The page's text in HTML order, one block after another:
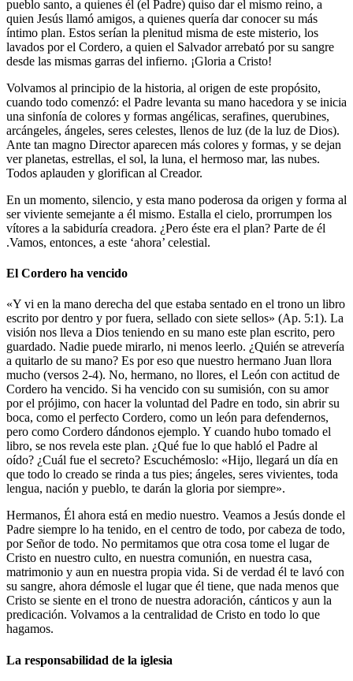
pueblo santo, a quienes él (el Padre) quiso dar el mismo reino, a
quien Jesús llamó amigos, a quienes quería dar conocer su más
íntimo plan. Estos serían la plenitud misma de este misterio, los
lavados por el Cordero, a quien el Salvador arrebató por su sangre
desde las mismas garras del infierno. ¡Gloria a Cristo!
Volvamos al principio de la historia, al origen de este propósito,
cuando todo comenzó: el Padre levanta su mano hacedora y se inicia
una sinfonía de colores y formas angélicas, serafines, querubines,
arcángeles, ángeles, seres celestes, llenos de luz (de la luz de Dios).
Ante tan magno Director aparecen más colores y formas, y se dejan
ver planetas, estrellas, el sol, la luna, el hermoso mar, las nubes.
Todos aplauden y glorifican al Creador.
En un momento, silencio, y esta mano poderosa da origen y forma al
ser viviente semejante a él mismo. Estalla el cielo, prorrumpen los
vítores a la sabiduría creadora. ¿Pero éste era el plan? Parte de él
.Vamos, entonces, a este ‘ahora’ celestial.
El Cordero ha vencido
«Y vi en la mano derecha del que estaba sentado en el trono un libro
escrito por dentro y por fuera, sellado con siete sellos» (Ap. 5:1). La
visión nos lleva a Dios teniendo en su mano este plan escrito, pero
guardado. Nadie puede mirarlo, ni menos leerlo. ¿Quién se atrevería
a quitarlo de su mano? Es por eso que nuestro hermano Juan llora
mucho (versos 2-4). No, hermano, no llores, el León con actitud de
Cordero ha vencido. Si ha vencido con su sumisión, con su amor
por el prójimo, con hacer la voluntad del Padre en todo, sin abrir su
boca, como el perfecto Cordero, como un león para defendernos,
pero como Cordero dándonos ejemplo. Y cuando hubo tomado el
libro, se nos revela este plan. ¿Qué fue lo que habló el Padre al
oído? ¿Cuál fue el secreto? Escuchémoslo: «Hijo, llegará un día en
que todo lo creado se rinda a tus pies; ángeles, seres vivientes, toda
lengua, nación y pueblo, te darán la gloria por siempre».
Hermanos, Él ahora está en medio nuestro. Veamos a Jesús donde el
Padre siempre lo ha tenido, en el centro de todo, por cabeza de todo,
por Señor de todo. No permitamos que otra cosa tome el lugar de
Cristo en nuestro culto, en nuestra comunión, en nuestra casa,
matrimonio y aun en nuestra propia vida. Si de verdad él te lavó con
su sangre, ahora démosle el lugar que él tiene, que nada menos que
Cristo se siente en el trono de nuestra adoración, cánticos y aun la
predicación. Volvamos a la centralidad de Cristo en todo lo que
hagamos.
La responsabilidad de la iglesia